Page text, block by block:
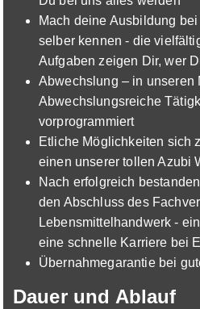
Ausbildung zum
Lebensmittelhandwerk -
(m/w/d) E center
86391 Stadtbergen
90%
Eignung
Mach deine Ausbildung
selber kennen - die
Aufgaben zeigen Dir, wer
Abwechslung – in unseren
Abwechslungsreiche
vorprogrammiert
Etliche Möglichkeiten sich
einen unserer tollen Azubi
Nach erfolgreich
den Abschluss des
Lebensmittelhandwerk -
eine schnelle Karriere bei
Übernahmegarantie bei
Dauer und Ablauf